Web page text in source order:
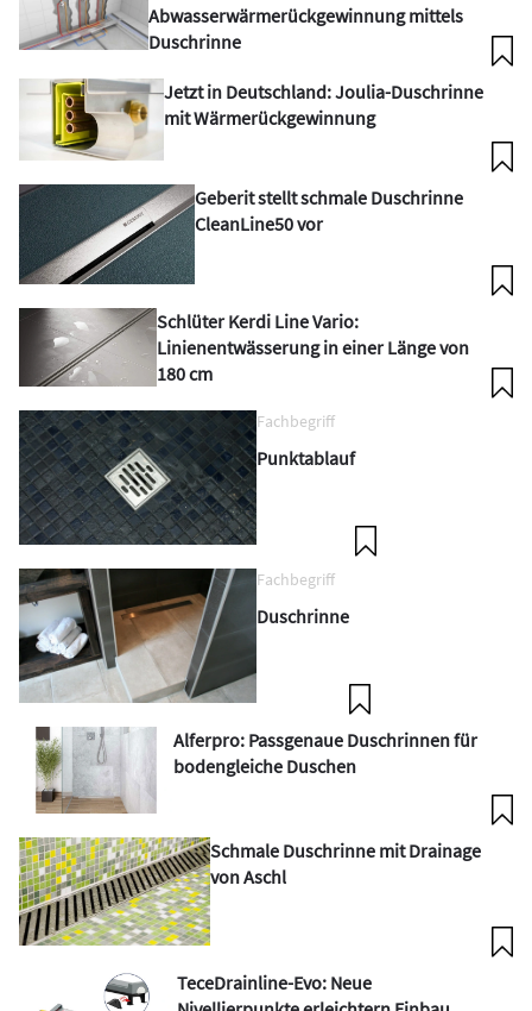
Abwasserwärmerückgewinnung mittels
Duschrinne
Jetzt in Deutschland: Joulia-Duschrinne
mit Wärmerückgewinnung
Geberit stellt schmale Duschrinne
CleanLine50 vor
Schlüter Kerdi Line Vario:
Linienentwässerung in einer Länge von
180 cm
Fachbegriff
Punktablauf
Fachbegriff
Duschrinne
Alferpro: Passgenaue Duschrinnen für
bodengleiche Duschen
Schmale Duschrinne mit Drainage
von Aschl
TeceDrainline-Evo: Neue